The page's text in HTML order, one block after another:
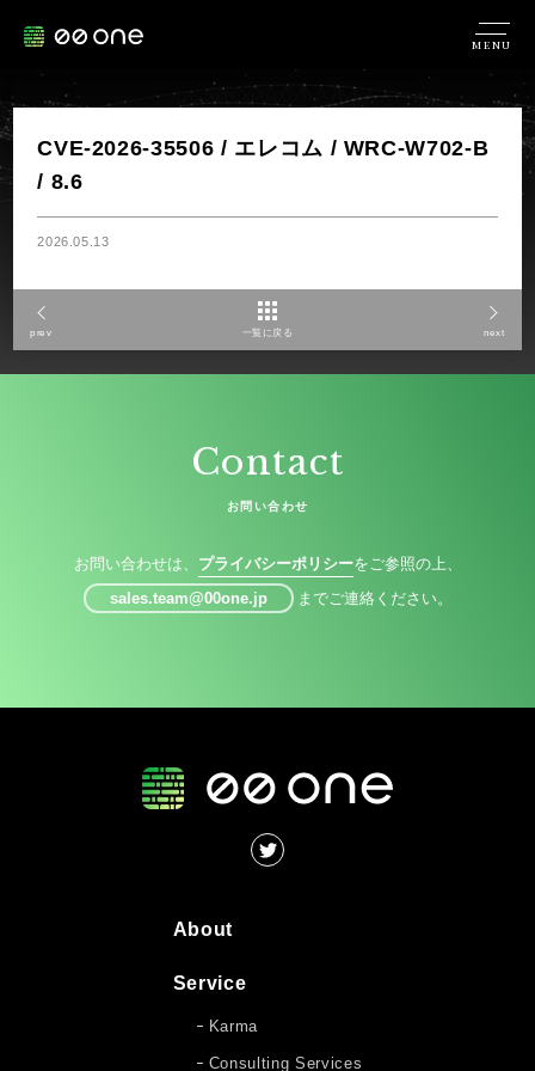
MENU
CVE-2026-35506 / エレコム / WRC-W702-B
/ 8.6
2026.05.13
prev 一覧に戻る next
Contact
お問い合わせ
お問い合わせは、 プライバシーポリシーをご参照の上、
sales.team@00one.jp
までご連絡ください。
About
Service
Karma
Consulting Services